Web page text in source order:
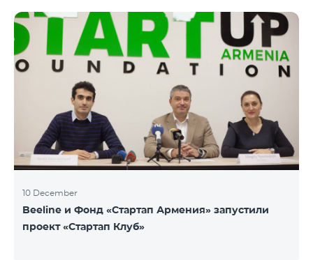
10 December
Beeline и Фонд «Стартап Армения» запустили
проект «Стартап Клуб»